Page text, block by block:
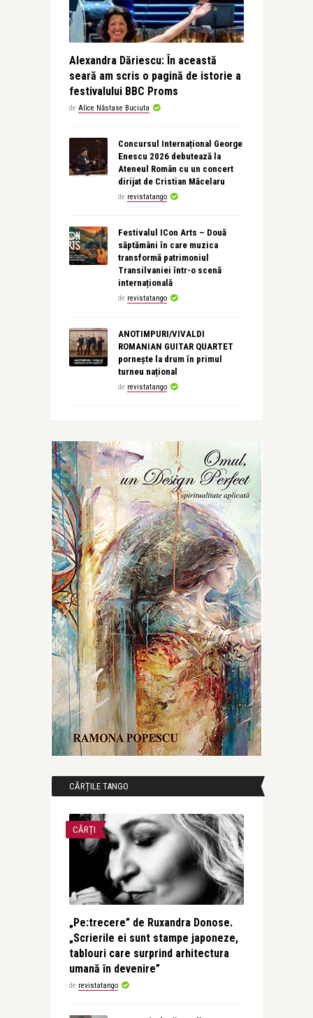
Alexandra Dăriescu: În această
seară am scris o pagină de istorie a
festivalului BBC Proms
de Alice Năstase Buciuta
Concursul Internațional George
Enescu 2026 debutează la
Ateneul Român cu un concert
dirijat de Cristian Măcelaru
de revistatango
Festivalul ICon Arts – Două
săptămâni în care muzica
transformă patrimoniul
Transilvaniei într-o scenă
internațională
de revistatango
ANOTIMPURI/VIVALDI
ROMANIAN GUITAR QUARTET
pornește la drum în primul
turneu național
de revistatango
CĂRȚILE TANGO
CĂRȚI
„Pe:trecere” de Ruxandra Donose.
„Scrierile ei sunt stampe japoneze,
tablouri care surprind arhitectura
umană în devenire”
de revistatango